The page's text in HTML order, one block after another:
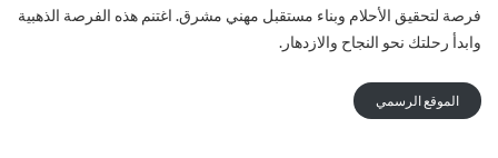
فرصة لتحقيق الأحلام وبناء مستقبل مهني مشرق. اغتنم هذه الفرصة الذهبية
وابدأ رحلتك نحو النجاح والازدهار.
الموقع الرسمي